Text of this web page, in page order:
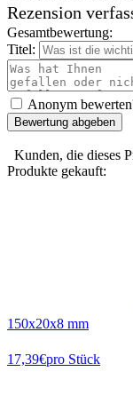
Rezension
Gesamtbewertung:
Titel:
Anonym
Bewertung abgeben
Kunden, die dieses
Produkte gekauft:
150x20x8 mm
17,39€pro Stück